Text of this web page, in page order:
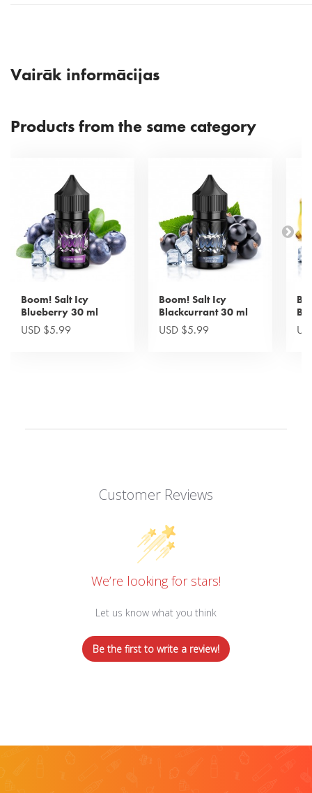
Vairāk informācijas
Products from the same category
Boom! Salt Icy
Blueberry 30 ml
USD $5.99
Boom! Salt Icy
Blackcurrant 30 ml
USD $5.99
Customer Reviews
We’re looking for stars!
Let us know what you think
Be the first to write a review!